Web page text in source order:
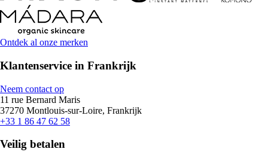
Ontdek al onze merken
Klantenservice in Frankrijk
Neem contact op
11 rue Bernard Maris
37270 Montlouis-sur-Loire, Frankrijk
+33 1 86 47 62 58
Veilig betalen